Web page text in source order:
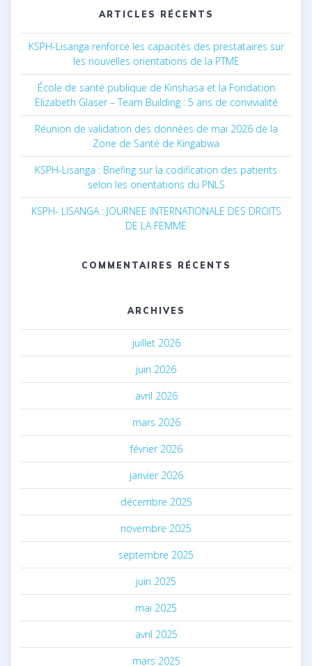
ARTICLES RÉCENTS
KSPH-Lisanga renforce les capacités des prestataires sur
les nouvelles orientations de la PTME
École de santé publique de Kinshasa et la Fondation
Elizabeth Glaser – Team Building : 5 ans de convivialité
Réunion de validation des données de mai 2026 de la
Zone de Santé de Kingabwa
KSPH-Lisanga : Briefing sur la codification des patients
selon les orientations du PNLS
KSPH- LISANGA : JOURNEE INTERNATIONALE DES DROITS
DE LA FEMME
COMMENTAIRES RÉCENTS
ARCHIVES
juillet 2026
juin 2026
avril 2026
mars 2026
février 2026
janvier 2026
décembre 2025
novembre 2025
septembre 2025
juin 2025
mai 2025
avril 2025
mars 2025